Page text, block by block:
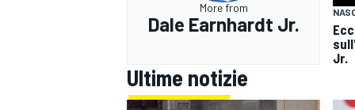
More from
Dale Earnhardt Jr.
Jr.
Ultime notizie